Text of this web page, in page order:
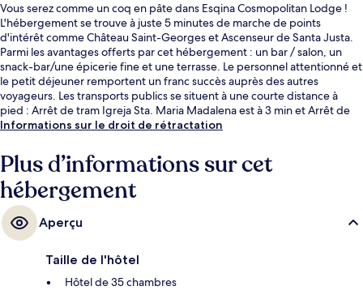
Vous serez comme un coq en pâte dans Esqina Cosmopolitan Lodge !
L'hébergement se trouve à juste 5 minutes de marche de points
d'intérêt comme Château Saint-Georges et Ascenseur de Santa Justa.
Parmi les avantages offerts par cet hébergement : un bar / salon, un
snack-bar/une épicerie fine et une terrasse. Le personnel attentionné et
le petit déjeuner remportent un franc succès auprès des autres
voyageurs. Les transports publics se situent à une courte distance à
pied : Arrêt de tram Igreja Sta. Maria Madalena est à 3 min et Arrêt de
tram Praça da Figueira, à 3 min.
Informations sur le droit de rétractation
Plus d’informations sur cet
hébergement
Aperçu
Taille de l'hôtel
Hôtel de 35 chambres